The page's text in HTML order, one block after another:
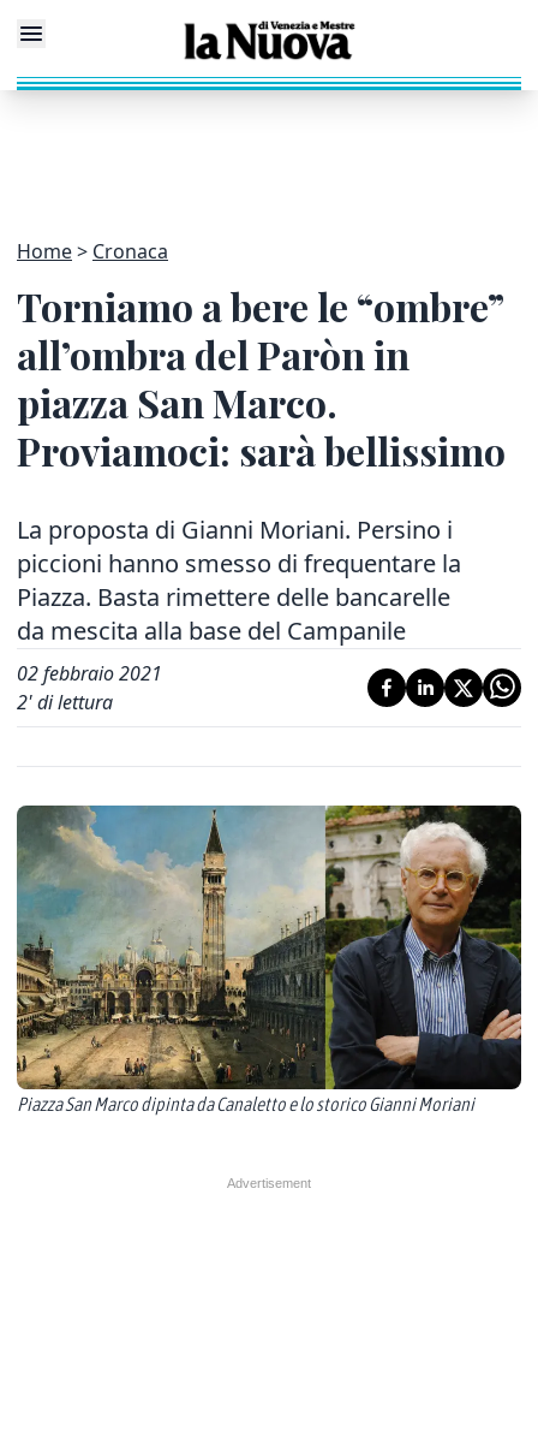
Home Cronaca
Torniamo a bere le “ombre”
all’ombra del Paròn in
piazza San Marco.
Proviamoci: sarà bellissimo
La proposta di Gianni Moriani. Persino i
piccioni hanno smesso di frequentare la
Piazza. Basta rimettere delle bancarelle
da mescita alla base del Campanile
02 febbraio 2021
2' di lettura
Piazza San Marco dipinta da Canaletto e lo storico Gianni Moriani